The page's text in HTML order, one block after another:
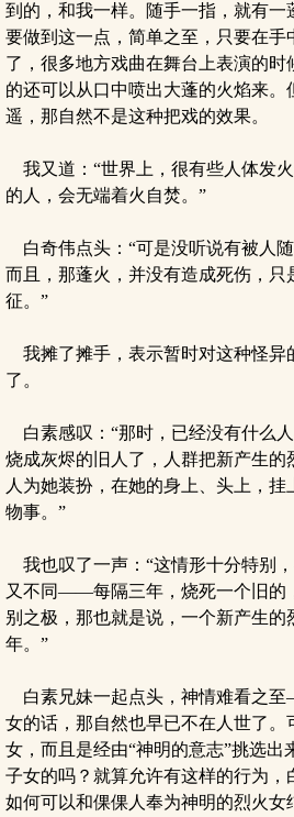
到的，和我一样。随手一指，就有一
要做到这一点，简单之至，只要在手
了，很多地方戏曲在舞台上表演的时
的还可以从口中喷出大蓬的火焰来。
遥，那自然不是这种把戏的效果。
我又道：“世界上，很有些人体发
的人，会无端着火自焚。”
白奇伟点头：“可是没听说有被人随
而且，那蓬火，并没有造成死伤，只
征。”
我摊了摊手，表示暂时对这种怪异
了。
白素感叹：“那时，已经没有什么
烧成灰烬的旧人了，人群把新产生的
人为她装扮，在她的身上、头上，
物事。”
我也叹了一声：“这情形十分特别
又不同——每隔三年，烧死一个旧的
别之极，那也就是说，一个新产生的
年。”
白素兄妹一起点头，神情难看之
女的话，那自然也早已不在人世了。
女，而且是经由“神明的意志”挑选出
子女的吗？就算允许有这样的行为，
如何可以和倮倮人奉为神明的烈火女